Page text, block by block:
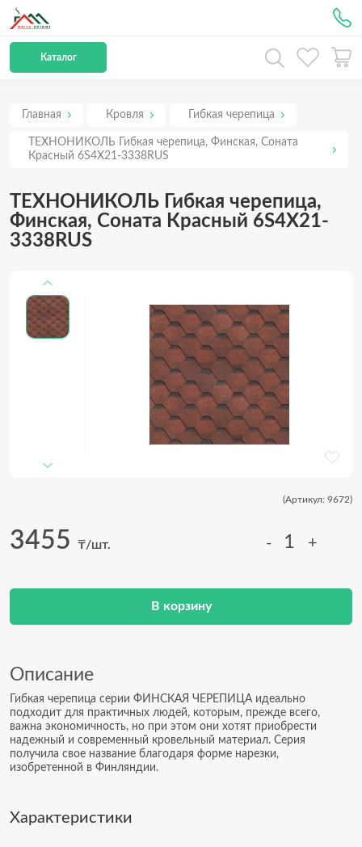
Каталог
Главная Кровля Гибкая черепица
ТЕХНОНИКОЛЬ Гибкая черепица, Финская, Соната
Красный 6S4X21-3338RUS
ТЕХНОНИКОЛЬ Гибкая черепица,
Финская, Соната Красный 6S4X21-
3338RUS
(Артикул: 9672)
3455 ₸/шт. - +
В корзину
Характеристики
Описание
Гибкая черепица серии ФИНСКАЯ ЧЕРЕПИЦА идеально
подходит для практичных людей, которым, прежде всего,
важна экономичность, но при этом они хотят приобрести
надежный и современный кровельный материал. Серия
получила свое название благодаря форме нарезки,
изобретенной в Финляндии.